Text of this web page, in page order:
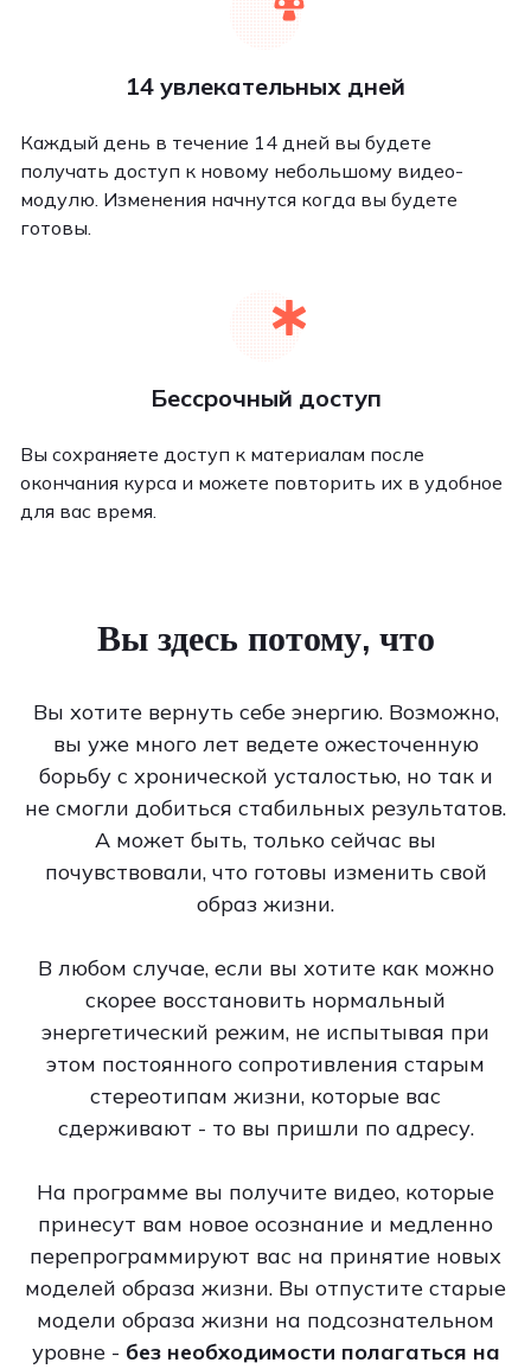
14 увлекательных дней
Каждый день в течение 14 дней вы будете
получать доступ к новому небольшому видео-
модулю. Изменения начнутся когда вы будете
готовы.
Бессрочный доступ
Вы сохраняете доступ к материалам после
окончания курса и можете повторить их в удобное
для вас время.
Вы здесь потому, что
Вы хотите вернуть себе энергию. Возможно,
вы уже много лет ведете ожесточенную
борьбу с хронической усталостью, но так и
не смогли добиться стабильных результатов.
А может быть, только сейчас вы
почувствовали, что готовы изменить свой
образ жизни.
В любом случае, если вы хотите как можно
скорее восстановить нормальный
энергетический режим, не испытывая при
этом постоянного сопротивления старым
стереотипам жизни, которые вас
сдерживают - то вы пришли по адресу.
На программе вы получите видео, которые
принесут вам новое осознание и медленно
перепрограммируют вас на принятие новых
моделей образа жизни. Вы отпустите старые
модели образа жизни на подсознательном
уровне - без необходимости полагаться на